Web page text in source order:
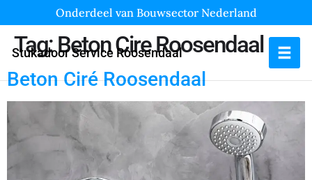
Onderdeel van Bouwsector Nederland
Stukadoor Service Roosendaal
Tag:Beton Cire Roosendaal
Beton Ciré Roosendaal